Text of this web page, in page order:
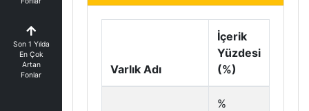
Son 1 Yılda
En Çok
Artan
Fonlar
Varlık Adı
İçerik
Yüzdesi
(%)
%